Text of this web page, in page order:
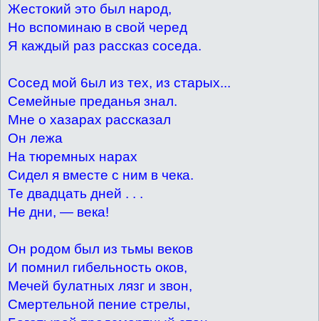
Жестокий это был народ,
Но вспоминаю в свой черед
Я каждый раз рассказ соседа.
Сосед мой 6ыл из тех, из старых...
Семейные преданья знал.
Мне о хазарах рассказал
Он лежа
На тюремных нарах
Сидел я вместе с ним в чека.
Те двадцать дней . . .
Не дни, — века!
Он родом был из тьмы веков
И помнил гибельность оков,
Мечей булатных лязг и звон,
Смертельной пение стрелы,